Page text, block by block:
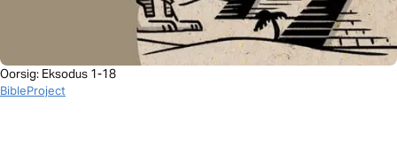
Oorsig: Eksodus 1-18
BibleProject